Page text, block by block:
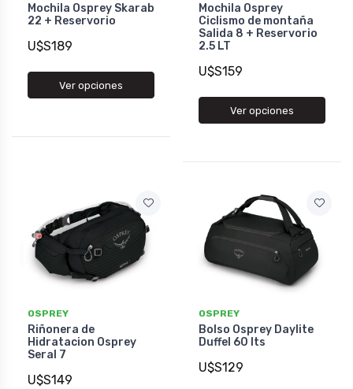
Mochila Osprey Skarab
22 + Reservorio
U$S189
Ver opciones
Mochila Osprey
Ciclismo de montaña
Salida 8 + Reservorio
2.5 LT
U$S159
Ver opciones
OSPREY
Riñonera de
Hidratacion Osprey
Seral 7
U$S149
OSPREY
Bolso Osprey Daylite
Duffel 60 lts
U$S129